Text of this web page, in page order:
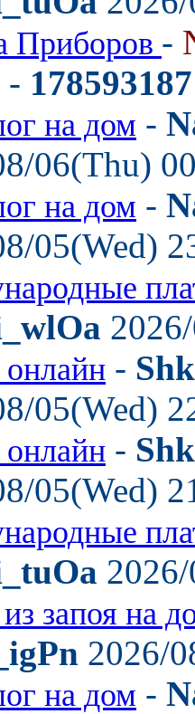
Приборов -
-
на дом -
06(Thu)
на дом -
05(Wed)
-
05(Wed)
-
05(Wed)
запоя на
2026/
на дом -